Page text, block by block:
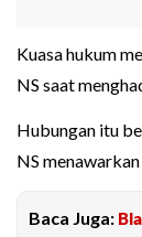
Kuasa hukum
NS saat
Hubungan itu
NS
Baca Juga: